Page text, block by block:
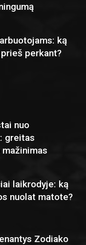
ką
perkant?
nuo
greitas
laikrodyje: ką
nuolat matote?
Zodiako